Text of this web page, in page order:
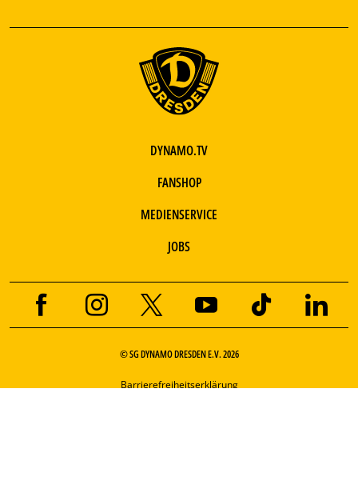
DYNAMO.TV
FANSHOP
MEDIENSERVICE
JOBS
© SG DYNAMO DRESDEN E.V. 2026
Barrierefreiheitserklärung